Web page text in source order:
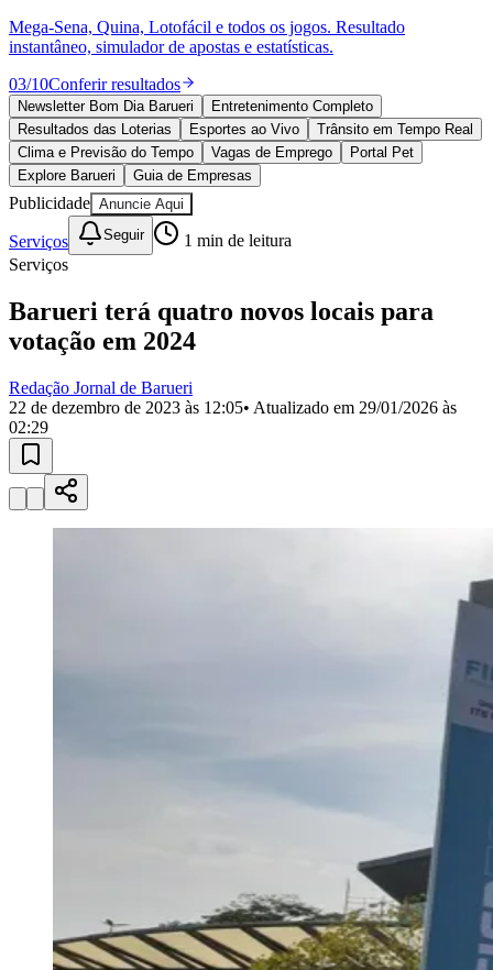
Política
Esportes
Saúde
Segurança
Cultura
Meio Ambiente
Obras
Educação
Bairros de Barueri
AldeiaAldeia da SerraAldeia de Barueri
VistaCalifórniaCarapicuíba
RegiãoCotiaCruz PretaEngenho NovoFazenda
Militar
Califórnia
Esperança
JulioJardim Líbano
Mutinga Jardim Paraíso
Vila
Santana de ParnaíbaOsascoCarapicuíbaJandiraItapeviCotiaPirapora
do Bom JesusAraçariguama CajamarCaieirasFranco da
Mega-Sena, Quina, Lotofácil e todos os jogos. Resultado
instantâneo, simulador de apostas e estatísticas.
03/10Conferir resultados
Newsletter Bom Dia Barueri
Entretenimento Completo
Resultados das Loterias
Esportes ao Vivo
Trânsito em Tempo Real
Clima e Previsão do Tempo
Vagas de Emprego
Portal Pet
Explore Barueri
Guia de Empresas
Publicidade Anuncie Aqui
Serviços Seguir 1 min de leitura
Serviços
Barueri terá quatro novos locais para
votação em 2024
Redação Jornal de Barueri
22 de dezembro de 2023 às 12:05• Atualizado em 29/01/2026 às
02:29